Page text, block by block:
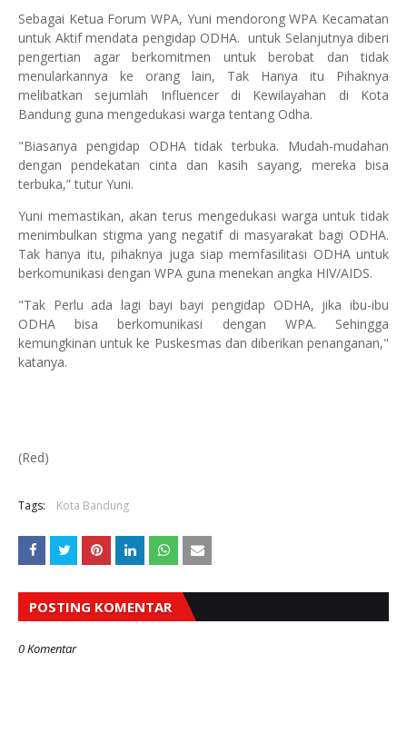
Sebagai Ketua Forum WPA, Yuni mendorong WPA Kecamatan
untuk Aktif mendata pengidap ODHA. untuk Selanjutnya diberi
pengertian agar berkomitmen untuk berobat dan tidak
menularkannya ke orang lain, Tak Hanya itu Pihaknya
melibatkan sejumlah Influencer di Kewilayahan di Kota
Bandung guna mengedukasi warga tentang Odha.
"Biasanya pengidap ODHA tidak terbuka. Mudah-mudahan
dengan pendekatan cinta dan kasih sayang, mereka bisa
terbuka,” tutur Yuni.
Yuni memastikan, akan terus mengedukasi warga untuk tidak
menimbulkan stigma yang negatif di masyarakat bagi ODHA.
Tak hanya itu, pihaknya juga siap memfasilitasi ODHA untuk
berkomunikasi dengan WPA guna menekan angka HIV/AIDS.
"Tak Perlu ada lagi bayi bayi pengidap ODHA, jika ibu-ibu
ODHA bisa berkomunikasi dengan WPA. Sehingga
kemungkinan untuk ke Puskesmas dan diberikan penanganan,"
katanya.
(Red)
Tags: Kota Bandung
POSTING KOMENTAR
0 Komentar